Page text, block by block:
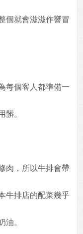
個就會滋滋作響冒
每個客人都準備一
髒。
肉，所以牛排會帶
牛排店的配菜幾乎
。